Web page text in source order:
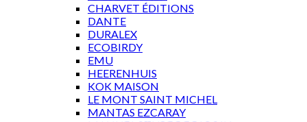
CHARVET ÉDITIONS
DANTE
DURALEX
ECOBIRDY
EMU
HEERENHUIS
KOK MAISON
LE MONT SAINT MICHEL
MANTAS EZCARAY